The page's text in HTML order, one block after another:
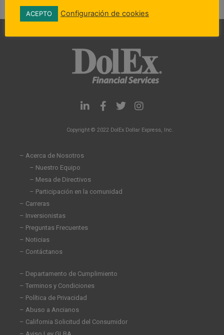
L
i
k
-
i
F
a
e
f
T
w
t
I
n
t
Copyright © 2022 DolEx Dollar Express, Inc.
– Acerca de Nosotros
– Nuestro Equipo
– Mesa de Directivos
– Participación en la comunidad
– Carreras
– Inversionistas
– Preguntas Frecuentes
– Noticias
– Contáctanos
– Departamento de Cumplimiento
– Terminos y Condiciones
– Política de Privacidad
– Abuso a Ancianos
– California Solicitud del Consumidor
ACEPTO Configuración de cookies